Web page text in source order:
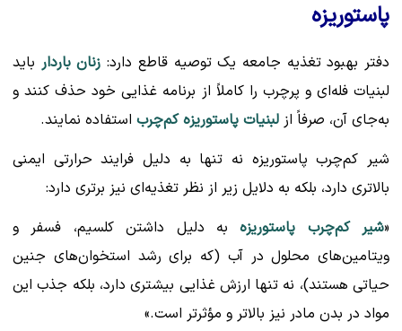
پاستوریزه
دفتر بهبود تغذیه جامعه یک توصیه قاطع دارد: زنان باردار باید
لبنیات فله‌ای و پرچرب را کاملاً از برنامه غذایی خود حذف کنند و
به‌جای آن، صرفاً از لبنیات پاستوریزه کم‌چرب استفاده نمایند.
شیر کم‌چرب پاستوریزه نه تنها به دلیل فرایند حرارتی ایمنی
بالاتری دارد، بلکه به دلایل زیر از نظر تغذیه‌ای نیز برتری دارد:
«شیر کم‌چرب پاستوریزهبه دلیل داشتن کلسیم، فسفر و
ویتامین‌های محلول در آب (که برای رشد استخوان‌های جنین
حیاتی هستند)، نه تنها ارزش غذایی بیشتری دارد، بلکه جذب این
مواد در بدن مادر نیز بالاتر و مؤثرتر است.»